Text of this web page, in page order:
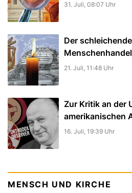
31. Juli, 08:07 Uhr
Der
21. Juli, 11:48 Uhr
Zur Kritik an der
amerikanischen
16. Juli, 19:39 Uhr
MENSCH UND KIRCHE